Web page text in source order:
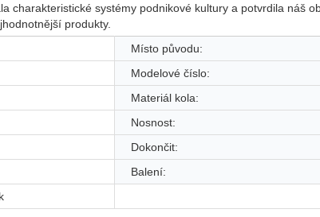
charakteristické systémy podnikové kultury a potvrdila náš
produkty.
Místo původu:
Modelové číslo:
Materiál kola:
Nosnost:
Dokončit:
Balení: